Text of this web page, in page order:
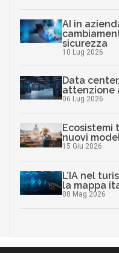
AI in
sicurezza
10 Lug 2026
Data
attenzione
06 Lug 2026
Ecosistemi
nuovi
15 Giu 2026
L’IA nel
la mappa
08 Mag 2026